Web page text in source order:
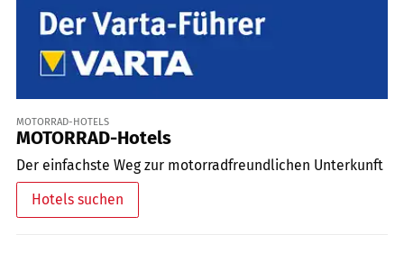
MOTORRAD-HOTELS
MOTORRAD-Hotels
Der einfachste Weg zur motorradfreundlichen Unterkunft
Hotels suchen